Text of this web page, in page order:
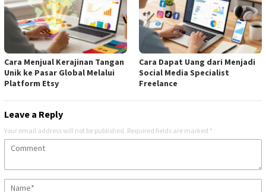
Cara Menjual Kerajinan Tangan
Unik ke Pasar Global Melalui
Platform Etsy
Cara Dapat Uang dari Menjadi
Social Media Specialist
Freelance
Leave a Reply
Your email address will not be published. Required fields are marked *